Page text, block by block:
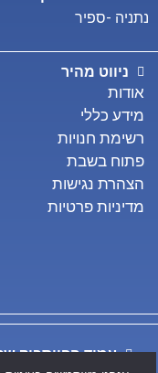
נתניה -ספיר
ניווט מהיר
אודות
מידע כללי
רשימת חנויות
פתוח בשבת
הצהרת נגישות
מדיניות פרטיות
עמוד הפייסבוק